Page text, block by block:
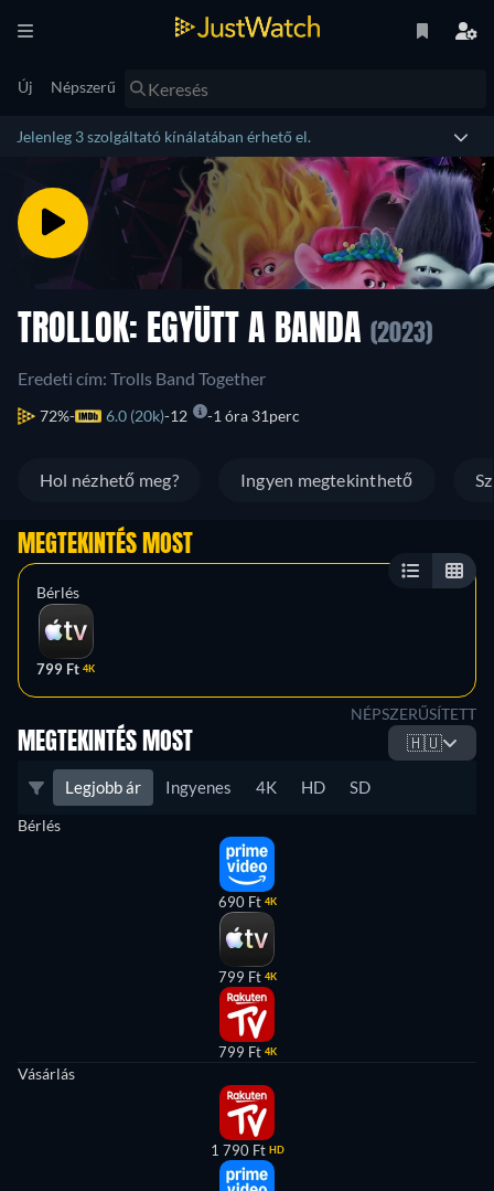
Új Népszerű
Jelenleg 3 szolgáltató kínálatában érhető el.
TROLLOK: EGYÜTT A BANDA (2023)
Eredeti cím: Trolls Band Together
72% 6.0 (20k) 12 1 óra 31perc
Hol nézhető meg? Ingyen megtekinthető
MEGTEKINTÉS MOST
Bérlés
799 Ft 4K
NÉPSZERŰSÍTETT
MEGTEKINTÉS MOST 🇭🇺
Legjobb ár Ingyenes 4K HD SD
Bérlés
690 Ft 4K
799 Ft 4K
799 Ft 4K
Vásárlás
1 790 Ft HD